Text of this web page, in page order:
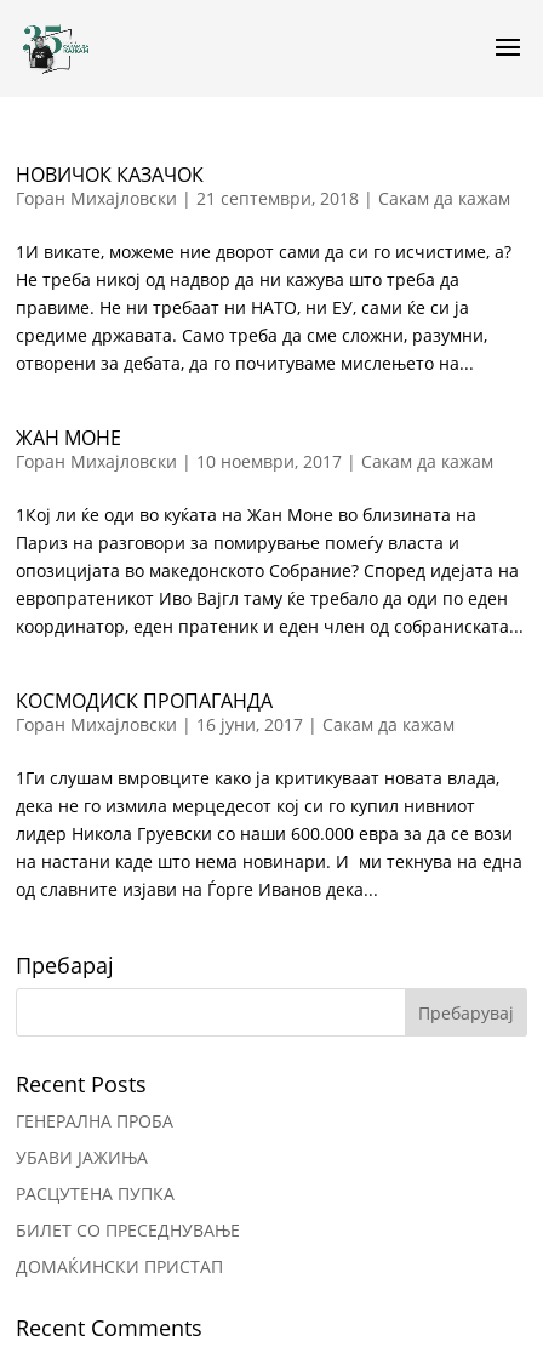
НОВИЧОК КАЗАЧОК
Горан Михајловски |21 септември, 2018 | Сакам да кажам
1И викате, можеме ние дворот сами да си го исчистиме, а?
Не треба никој од надвор да ни кажува што треба да
правиме. Не ни требаат ни НАТО, ни ЕУ, сами ќе си ја
средиме државата. Само треба да сме сложни, разумни,
отворени за дебата, да го почитуваме мислењето на...
ЖАН МОНЕ
Горан Михајловски | 10 ноември, 2017 | Сакам да кажам
1Кој ли ќе оди во куќата на Жан Моне во близината на
Париз на разговори за помирување помеѓу власта и
опозицијата во македонското Собрание? Според идејата на
европратеникот Иво Вајгл таму ќе требало да оди по еден
координатор, еден пратеник и еден член од собраниската...
КОСМОДИСК ПРОПАГАНДА
Горан Михајловски | 16 јуни, 2017 | Сакам да кажам
1Ги слушам вмровците како ја критикуваат новата влада,
дека не го измила мерцедесот кој си го купил нивниот
лидер Никола Груевски со наши 600.000 евра за да се вози
на настани каде што нема новинари. И ми текнува на една
од славните изјави на Ѓорге Иванов дека...
Пребарај
Recent Posts
ГЕНЕРАЛНА ПРОБА
УБАВИ ЈАЖИЊА
РАСЦУТЕНА ПУПКА
БИЛЕТ СО ПРЕСЕДНУВАЊЕ
ДОМАЌИНСКИ ПРИСТАП
Recent Comments